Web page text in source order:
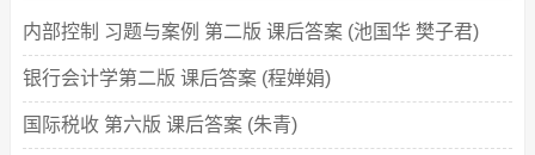
内部控制 习题与案例 第二版 课后答案 (池国华 樊子君)
银行会计学第二版 课后答案 (程婵娟)
国际税收 第六版 课后答案 (朱青)